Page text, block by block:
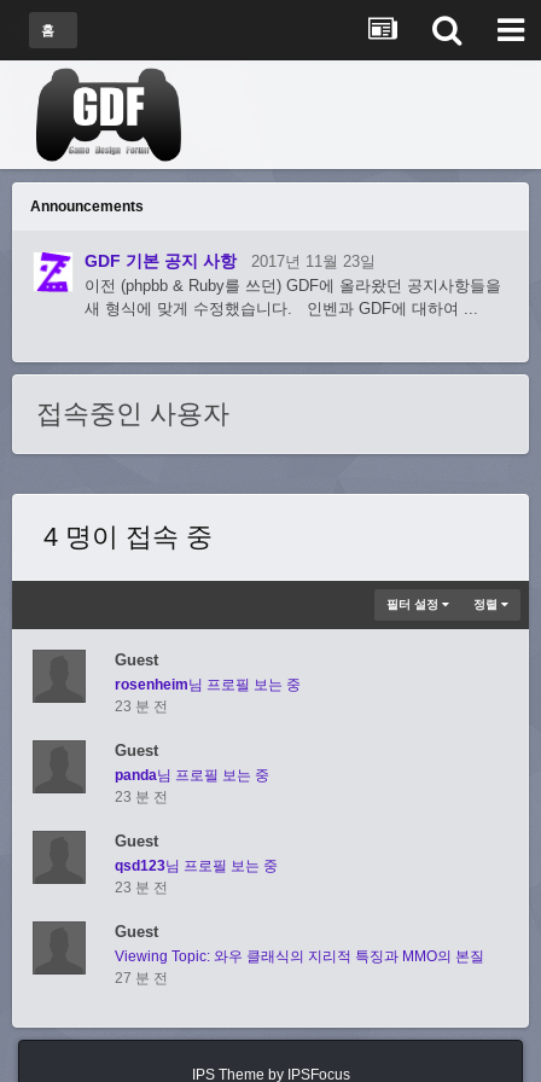
홈
Announcements
GDF 기본 공지 사항
2017년 11월 23일
이전 (phpbb & Ruby를 쓰던) GDF에 올라왔던 공지사항들을
새 형식에 맞게 수정했습니다. 인벤과 GDF에 대하여 ...
접속중인 사용자
4 명이 접속 중
정렬
필터 설정
Guest
rosenheim님 프로필 보는 중
23 분 전
Guest
panda님 프로필 보는 중
23 분 전
Guest
qsd123님 프로필 보는 중
23 분 전
Guest
Viewing Topic: 와우 클래식의 지리적 특징과 MMO의 본질
27 분 전
IPS Theme by IPSFocus